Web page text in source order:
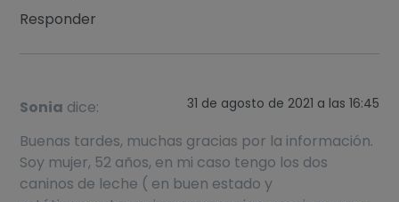
Responder
Sonia dice: 31 de agosto de 2021 a las 16:45
Buenas tardes, muchas gracias por la información.
Soy mujer, 52 años, en mi caso tengo los dos
caninos de leche ( en buen estado y